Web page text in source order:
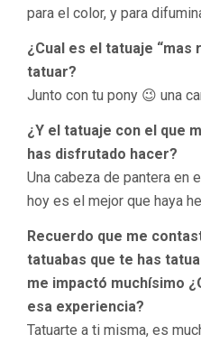
para el color, y para
¿Cual es el tatuaje “mas
tatuar?
Junto con tu pony 😉 una
¿Y el tatuaje con el que
has disfrutado hacer?
Una cabeza de pantera en
hoy es el mejor que haya
Recuerdo que me
tatuabas que te has
me impactó muchísimo
esa experiencia?
Tatuarte a ti misma, es